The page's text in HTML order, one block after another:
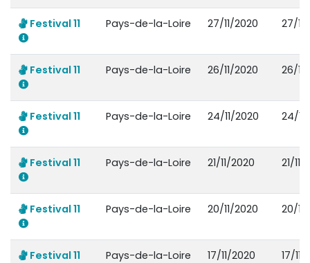
Festival 11 Pays-de-la-Loire 27/11/2020 27/
Festival 11 Pays-de-la-Loire 26/11/2020 26/
Festival 11 Pays-de-la-Loire 24/11/2020 24/
Festival 11 Pays-de-la-Loire 21/11/2020 21/
Festival 11 Pays-de-la-Loire 20/11/2020 20/
Festival 11 Pays-de-la-Loire 17/11/2020 17/